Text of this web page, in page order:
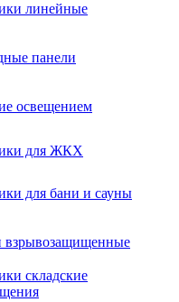
линейные
панели
освещением
для ЖКХ
для бани и сауны
взрывозащищенные
складские